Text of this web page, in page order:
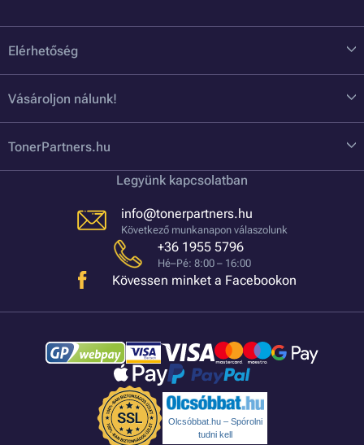
Elérhetőség
Vásároljon nálunk!
TonerPartners.hu
Legyünk kapcsolatban
info@tonerpartners.hu
Következő munkanapon válaszolunk
+36 1955 5796
Hé–Pé: 8:00 – 16:00
Kövessen minket a Facebookon
Olcsóbbat.hu – Spórolni
tudni kell